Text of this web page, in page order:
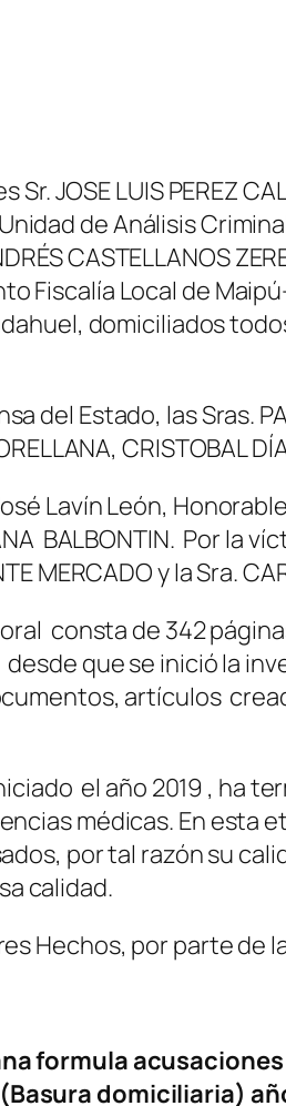
JOSE LUIS PEREZ
de Análisis
CASTELLANOS
Fiscalía Local de
domiciliados
Estado, las Sras.
CRISTOBAL
Lavín León,
BALBONTIN. Por la
MERCADO y la Sra.
consta de 342
que se inició la
artículos
el año 2019 , ha
médicas. En
por tal razón su
calidad.
Hechos, por parte de
formula
domiciliaria)